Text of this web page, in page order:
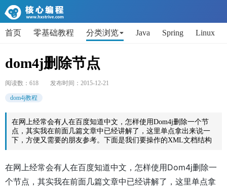
首页 零基础教程 分类浏览 Java Spring Linux
dom4j删除节点
阅读数： 618 发布时间： 2015-12-21
dom4j教程
在网上经常会有人在百度知道中文，怎样使用Dom4j删除一个节
点，其实我在前面几篇文章中已经讲解了，这里单点拿出来说一
下，方便又需要的朋友参考。下面是我们要操作的XML文档结构
在网上经常会有人在百度知道中文，怎样使用Dom4j删除一
个节点，其实我在前面几篇文章中已经讲解了，这里单点拿